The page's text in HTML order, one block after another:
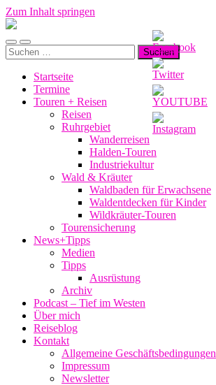
Zum Inhalt springen
Manu-
go
Mobile-
Menü
Suchfeld
ein-/ausblenden
Suchen
nach:
Startseite
Termine
Touren + Reisen
Reisen
Ruhrgebiet
Wanderreisen
Halden-Touren
Industriekultur
Wald & Kräuter
Waldbaden für Erwachsene
Waldentdecken für Kinder
Wildkräuter-Touren
Tourensicherung
News+Tipps
Medien
Tipps
Ausrüstung
Archiv
Podcast – Tief im Westen
Über mich
Reiseblog
Kontakt
Allgemeine Geschäftsbedingungen
Impressum
Newsletter